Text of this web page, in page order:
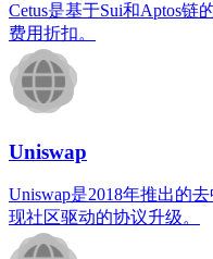
Cetus是基于Sui和Aptos
费用折扣。
Uniswap
Uniswap是2018年推出的
现社区驱动的协议升级。